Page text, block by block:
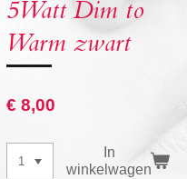
5Watt Dim to
Warm zwart
€ 8,00
In
winkelwagen